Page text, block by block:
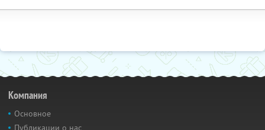
Компания
Основное
Публикации о нас